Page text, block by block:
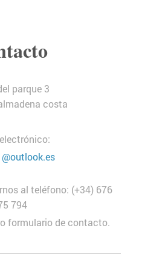
parque 3
costa
al teléfono: (+34) 676
794
formulario de contacto.